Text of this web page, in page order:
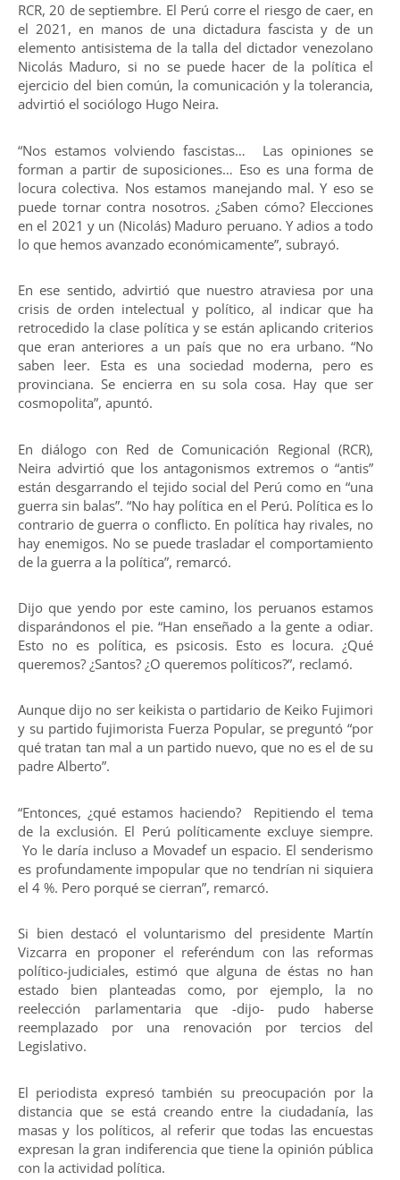
RCR, 20 de septiembre. El Perú corre el riesgo de caer, en
el 2021, en manos de una dictadura fascista y de un
elemento antisistema de la talla del dictador venezolano
Nicolás Maduro, si no se puede hacer de la política el
ejercicio del bien común, la comunicación y la tolerancia,
advirtió el sociólogo Hugo Neira.
“Nos estamos volviendo fascistas… Las opiniones se
forman a partir de suposiciones… Eso es una forma de
locura colectiva. Nos estamos manejando mal. Y eso se
puede tornar contra nosotros. ¿Saben cómo? Elecciones
en el 2021 y un (Nicolás) Maduro peruano. Y adios a todo
lo que hemos avanzado económicamente”, subrayó.
En ese sentido, advirtió que nuestro atraviesa por una
crisis de orden intelectual y político, al indicar que ha
retrocedido la clase política y se están aplicando criterios
que eran anteriores a un país que no era urbano. “No
saben leer. Esta es una sociedad moderna, pero es
provinciana. Se encierra en su sola cosa. Hay que ser
cosmopolita”, apuntó.
En diálogo con Red de Comunicación Regional (RCR),
Neira advirtió que los antagonismos extremos o “antis”
están desgarrando el tejido social del Perú como en “una
guerra sin balas”. “No hay política en el Perú. Política es lo
contrario de guerra o conflicto. En política hay rivales, no
hay enemigos. No se puede trasladar el comportamiento
de la guerra a la política”, remarcó.
Dijo que yendo por este camino, los peruanos estamos
disparándonos el pie. “Han enseñado a la gente a odiar.
Esto no es política, es psicosis. Esto es locura. ¿Qué
queremos? ¿Santos? ¿O queremos políticos?”, reclamó.
Aunque dijo no ser keikista o partidario de Keiko Fujimori
y su partido fujimorista Fuerza Popular, se preguntó “por
qué tratan tan mal a un partido nuevo, que no es el de su
padre Alberto”.
“Entonces, ¿qué estamos haciendo? Repitiendo el tema
de la exclusión. El Perú políticamente excluye siempre.
Yo le daría incluso a Movadef un espacio. El senderismo
es profundamente impopular que no tendrían ni siquiera
el 4 %. Pero porqué se cierran”, remarcó.
Si bien destacó el voluntarismo del presidente Martín
Vizcarra en proponer el referéndum con las reformas
político-judiciales, estimó que alguna de éstas no han
estado bien planteadas como, por ejemplo, la no
reelección parlamentaria que -dijo- pudo haberse
reemplazado por una renovación por tercios del
Legislativo.
El periodista expresó también su preocupación por la
distancia que se está creando entre la ciudadanía, las
masas y los políticos, al referir que todas las encuestas
expresan la gran indiferencia que tiene la opinión pública
con la actividad política.